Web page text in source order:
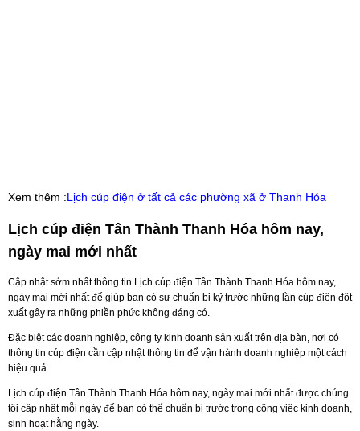
Xem thêm :Lịch cúp điện ở tất cả các phường xã ở Thanh Hóa
Lịch cúp điện Tân Thành Thanh Hóa hôm nay,
ngày mai mới nhất
Cập nhật sớm nhất thông tin Lịch cúp điện Tân Thành Thanh Hóa hôm nay,
ngày mai mới nhất để giúp bạn có sự chuẩn bị kỹ trước những lần cúp điện đột
xuất gây ra những phiền phức không đáng có.
Đặc biệt các doanh nghiệp, công ty kinh doanh sản xuất trên địa bàn, nơi có
thông tin cúp điện cần cập nhật thông tin để vận hành doanh nghiệp một cách
hiệu quả.
Lịch cúp điện Tân Thành Thanh Hóa hôm nay, ngày mai mới nhất được chúng
tôi cập nhật mỗi ngày để bạn có thể chuẩn bị trước trong công việc kinh doanh,
sinh hoạt hằng ngày.